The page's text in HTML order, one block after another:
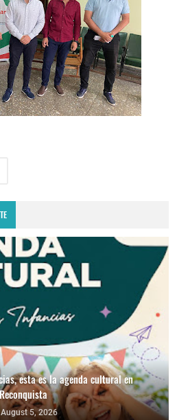
esta es la agenda cultural en
Reconquista
August 5, 2026